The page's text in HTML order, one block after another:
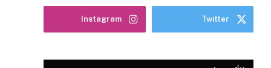
Twitter
Instagram